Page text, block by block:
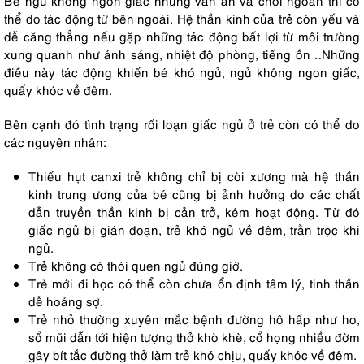
thể do tác động từ bên ngoài. Hệ thần kinh của trẻ còn yếu và
dễ căng thẳng nếu gặp những tác động bất lợi từ môi trường
xung quanh như ánh sáng, nhiệt độ phòng, tiếng ồn …Những
điều này tác động khiến bé khó ngủ, ngủ không ngon giấc,
quấy khóc về đêm.
Bên cạnh đó tình trạng rối loạn giấc ngủ ở trẻ còn có thể do
các nguyên nhân:
Thiếu hụt canxi trẻ không chỉ bị còi xương mà hệ thần
kinh trung ương của bé cũng bị ảnh hưởng do các chất
dẫn truyền thần kinh bị cản trở, kém hoạt động. Từ đó
giấc ngủ bị gián đoạn, trẻ khó ngủ về đêm, trằn trọc khi
ngủ.
Trẻ không có thói quen ngủ đúng giờ.
Trẻ mới đi học có thể còn chưa ổn định tâm lý, tinh thần
dễ hoảng sợ.
Trẻ nhỏ thường xuyên mắc bệnh đường hô hấp như ho,
sổ mũi dẫn tới hiện tượng thở khò khè, cổ họng nhiều đờm
gây bít tắc đường thở làm trẻ khó chịu, quấy khóc về đêm.